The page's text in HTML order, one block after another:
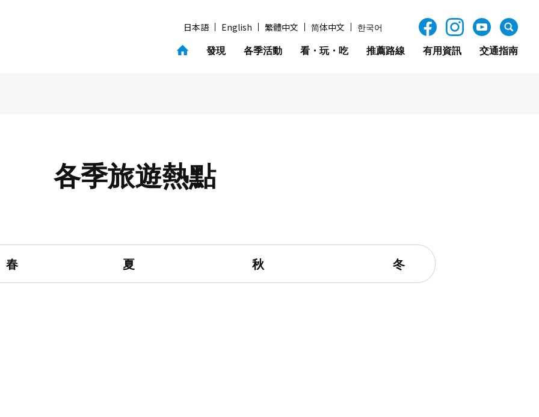
日本語 English 繁體中文 简体中文 한국어
發現 各季活動 看・玩・吃 推薦路線 有用資訊 交通指南
各季旅遊熱點
春 夏 秋 冬